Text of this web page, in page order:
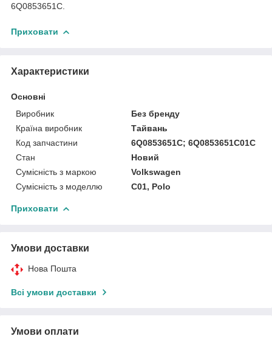
6Q0853651C.
Приховати
Характеристики
Основні
Виробник
Без бренду
Країна виробник
Тайвань
Код запчастини
6Q0853651C; 6Q0853651C01C
Стан
Новий
Сумісність з маркою
Volkswagen
Сумісність з моделлю
C01, Polo
Приховати
Умови доставки
Нова Пошта
Всі умови доставки
Умови оплати